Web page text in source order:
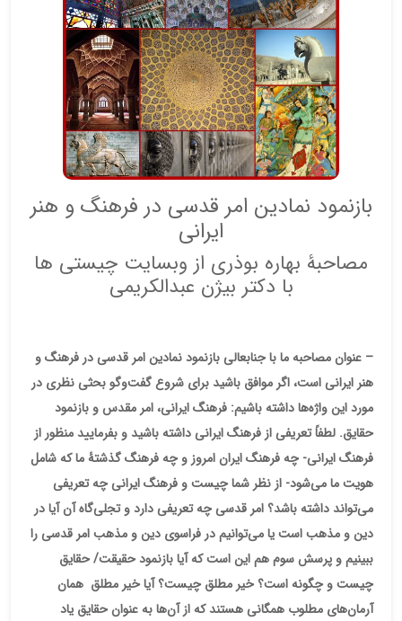
بازنمود نمادین امر قدسی در فرهنگ و هنر
ایرانی
مصاحبۀ بهاره بوذری از وبسایت چیستی ها
با دکتر بیژن عبدالکریمی
– عنوان مصاحبه ما با جنابعالی بازنمود نمادین امر قدسی در فرهنگ و
هنر ایرانی است، اگر موافق باشید برای شروع گفت‌وگو بحثی نظری در
مورد این واژه‌ها داشته باشیم: فرهنگ ایرانی، امر مقدس و بازنمود
حقایق. لطفاً تعریفی از فرهنگ ایرانی داشته باشید و بفرمایید منظور از
فرهنگ ایرانی- چه فرهنگ ایران امروز و چه فرهنگ گذشتۀ ما که شامل
هویت ما می‌شود- از نظر شما چیست و فرهنگ ایرانی چه تعریفی
می‌تواند داشته باشد؟ امر قدسی چه تعریفی دارد و تجلی‌گاه آن آیا در
دین و مذهب است یا می‌توانیم در فراسوی دین و مذهب امر قدسی را
ببینیم و پرسش سوم هم این است که آیا بازنمود حقیقت/ حقایق
چیست و چگونه است؟ خیر مطلق چیست؟ آیا خیر مطلق همان
آرمان‌های مطلوب همگانی هستند که از آن‌ها به عنوان حقایق یاد